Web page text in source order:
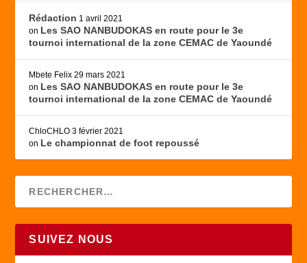
Rédaction 1 avril 2021
on Les SAO NANBUDOKAS en route pour le 3e
tournoi international de la zone CEMAC de Yaoundé
Mbete Felix 29 mars 2021
on Les SAO NANBUDOKAS en route pour le 3e
tournoi international de la zone CEMAC de Yaoundé
ChloCHLO 3 février 2021
on Le championnat de foot repoussé
SUIVEZ NOUS